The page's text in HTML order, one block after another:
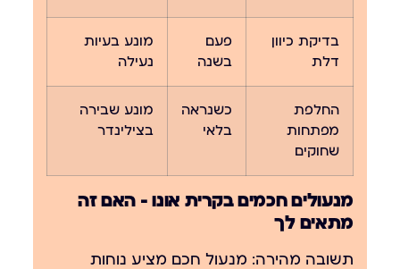
בדיקת כיוון
דלת
פעם
בשנה
מונע בעיות
נעילה
החלפת
מפתחות
שחוקים
כשנראה
בלאי
מונע שבירה
בצילינדר
מנעולים חכמים בקרית אונו — האם זה
מתאים לך
תשובה מהירה: מנעול חכם מציע נוחות